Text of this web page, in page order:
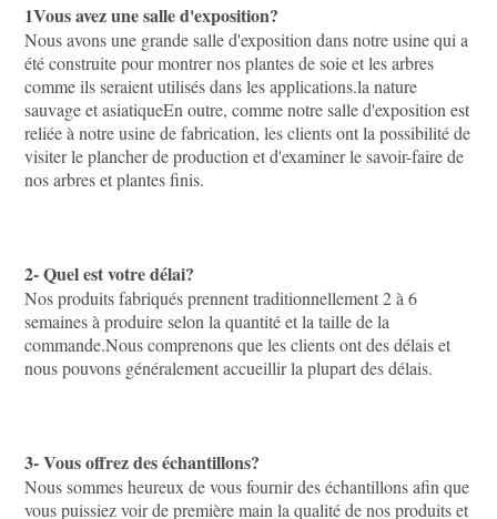
1Vous avez une salle d'exposition?
Nous avons une grande salle d'exposition dans notre usine qui a
été construite pour montrer nos plantes de soie et les arbres
comme ils seraient utilisés dans les applications.la nature
sauvage et asiatiqueEn outre, comme notre salle d'exposition est
reliée à notre usine de fabrication, les clients ont la possibilité de
visiter le plancher de production et d'examiner le savoir-faire de
nos arbres et plantes finis.
2- Quel est votre délai?
Nos produits fabriqués prennent traditionnellement 2 à 6
semaines à produire selon la quantité et la taille de la
commande.Nous comprenons que les clients ont des délais et
nous pouvons généralement accueillir la plupart des délais.
3- Vous offrez des échantillons?
Nous sommes heureux de vous fournir des échantillons afin que
vous puissiez voir de première main la qualité de nos produits et